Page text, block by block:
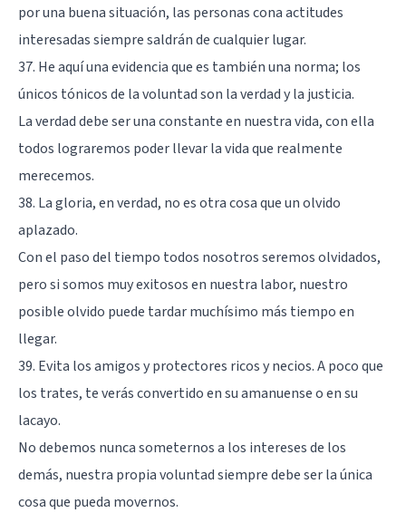
por una buena situación, las personas cona actitudes
interesadas siempre saldrán de cualquier lugar.
37. He aquí una evidencia que es también una norma; los
únicos tónicos de la voluntad son la verdad y la justicia.
La verdad debe ser una constante en nuestra vida, con ella
todos lograremos poder llevar la vida que realmente
merecemos.
38. La gloria, en verdad, no es otra cosa que un olvido
aplazado.
Con el paso del tiempo todos nosotros seremos olvidados,
pero si somos muy exitosos en nuestra labor, nuestro
posible olvido puede tardar muchísimo más tiempo en
llegar.
39. Evita los amigos y protectores ricos y necios. A poco que
los trates, te verás convertido en su amanuense o en su
lacayo.
No debemos nunca someternos a los intereses de los
demás, nuestra propia voluntad siempre debe ser la única
cosa que pueda movernos.